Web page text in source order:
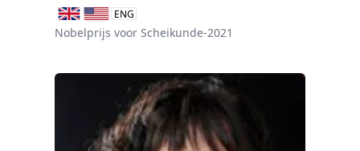
ENG
Nobelprijs voor Scheikunde-2021